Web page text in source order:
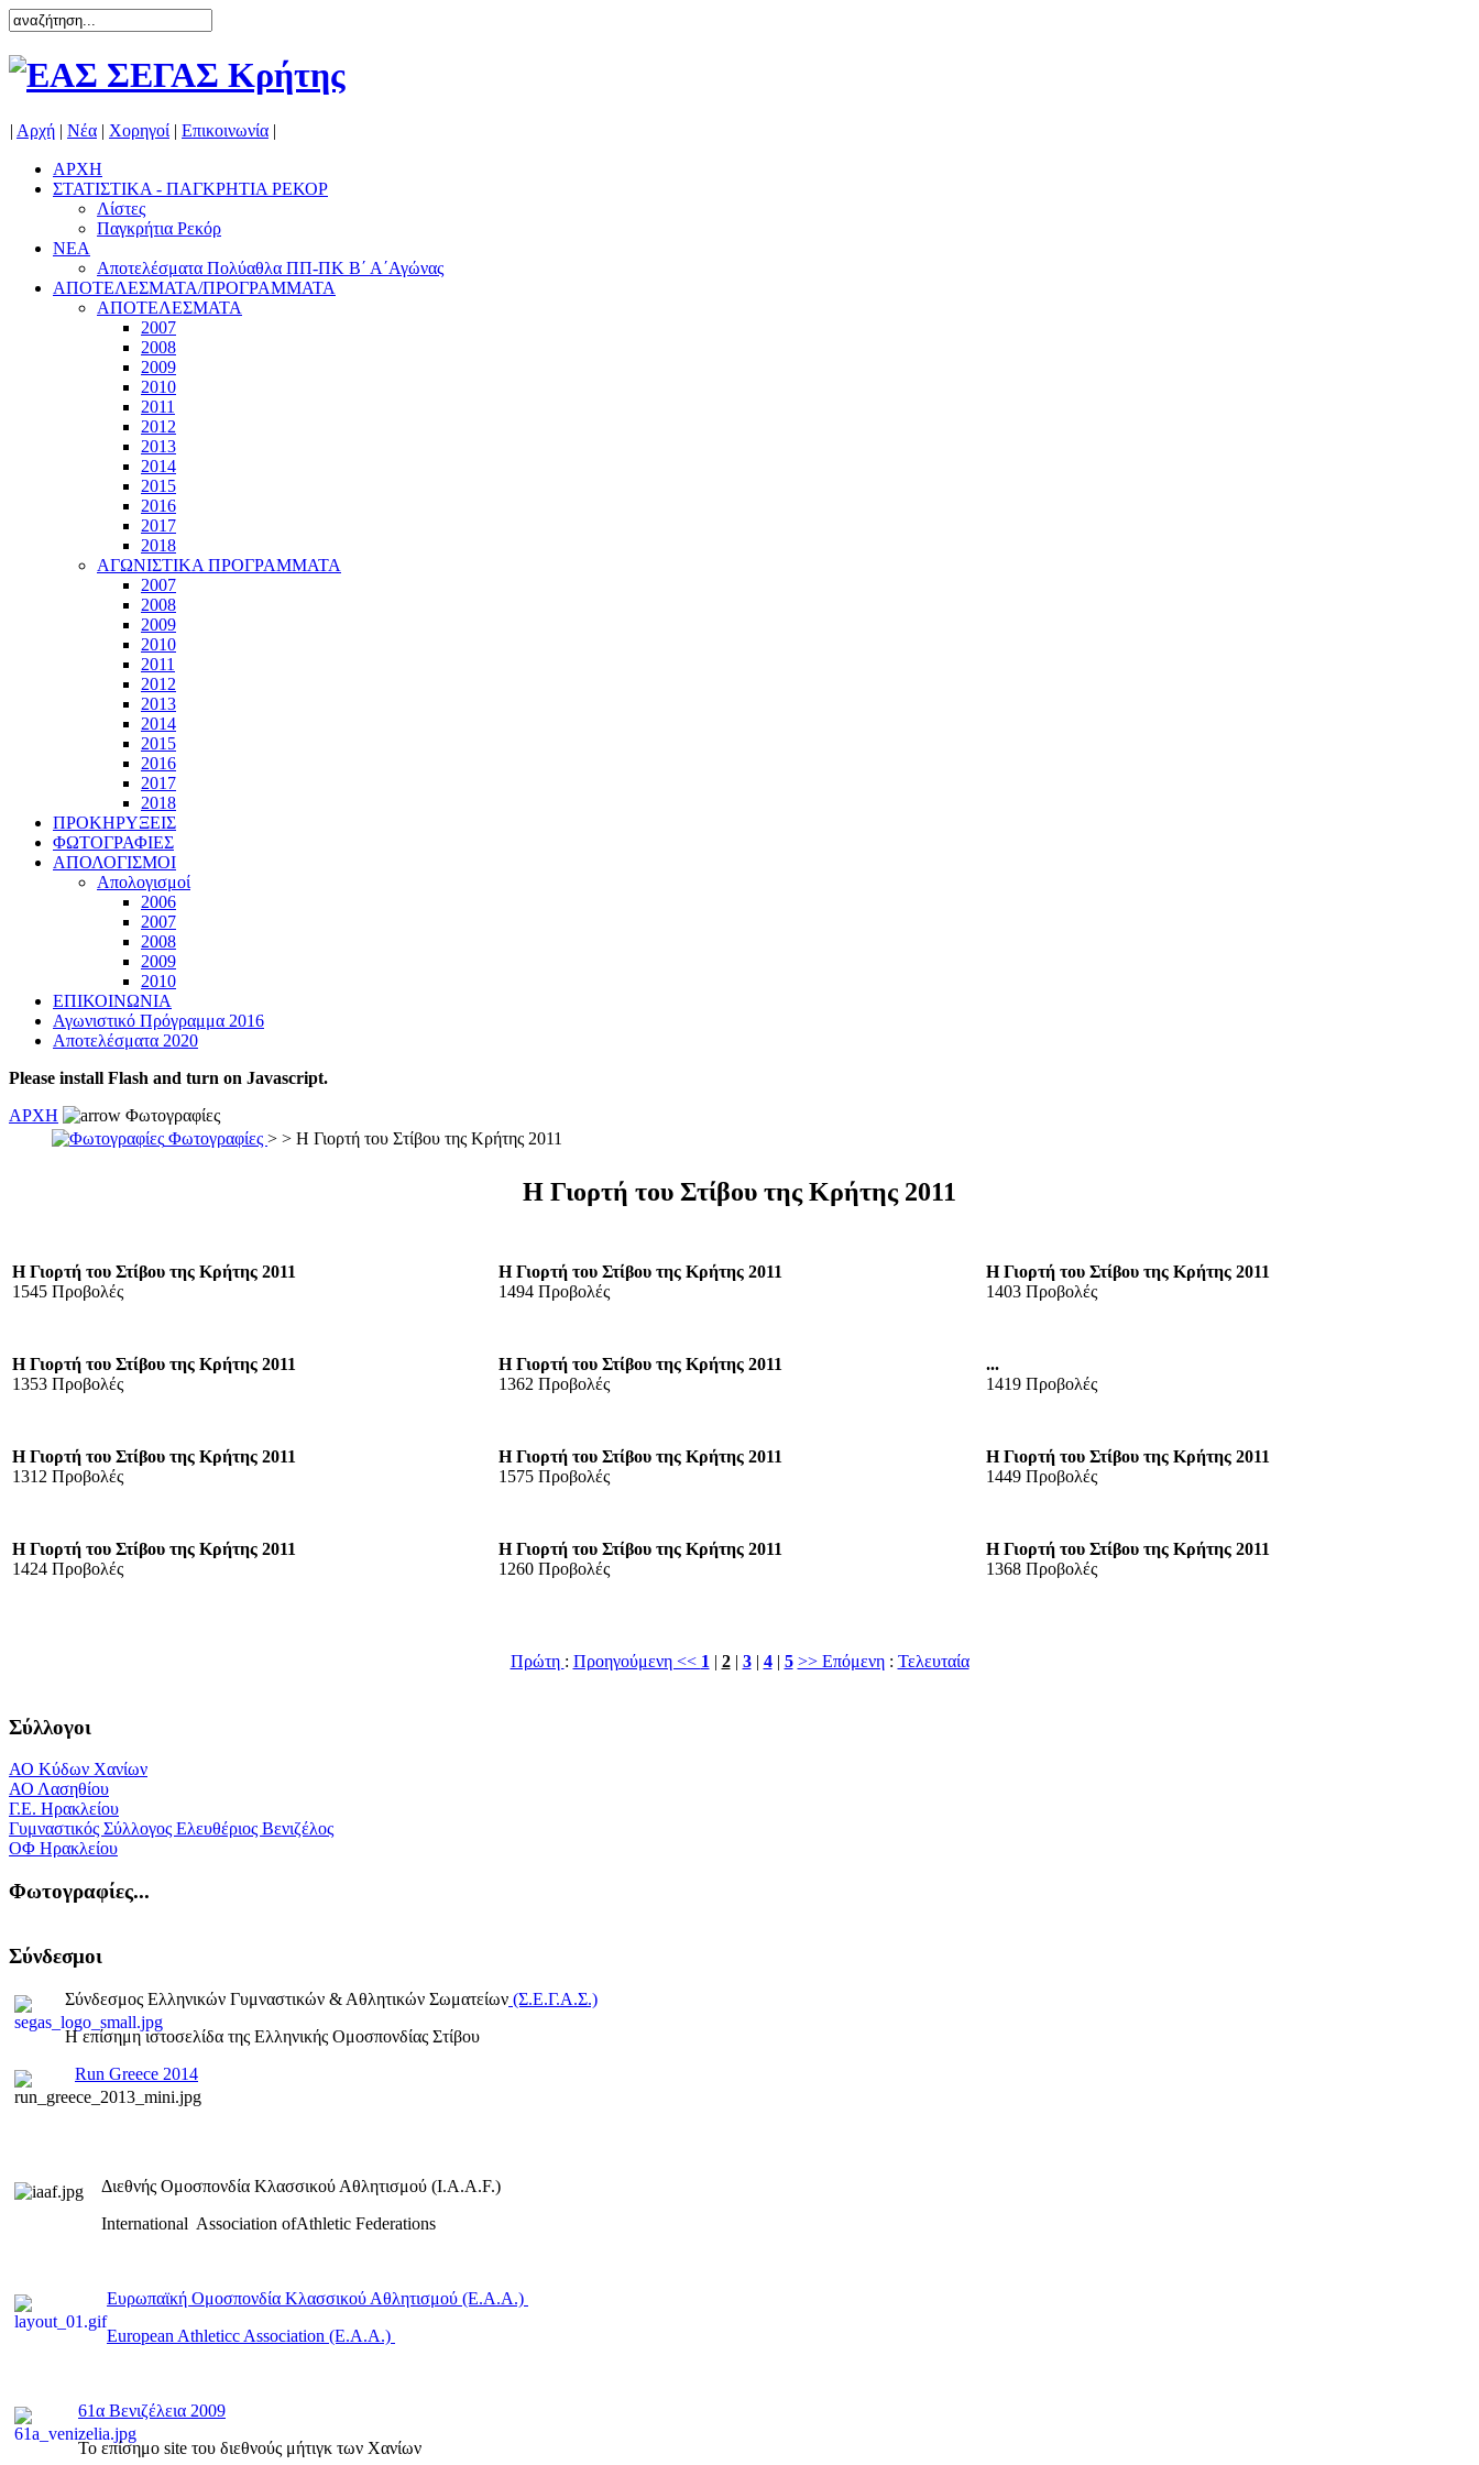
| Αρχή | Νέα | Χορηγοί | Επικοινωνία |
ΑΡΧΗ
ΣΤΑΤΙΣΤΙΚΑ - ΠΑΓΚΡΗΤΙΑ ΡΕΚΟΡ
Λίστες
Παγκρήτια Ρεκόρ
ΝΕΑ
Αποτελέσματα Πολύαθλα ΠΠ-ΠΚ Β΄ Α΄Αγώνας
ΑΠΟΤΕΛΕΣΜΑΤΑ/ΠΡΟΓΡΑΜΜΑΤΑ
ΑΠΟΤΕΛΕΣΜΑΤΑ
2007
2008
2009
2010
2011
2012
2013
2014
2015
2016
2017
2018
ΑΓΩΝΙΣΤΙΚΑ ΠΡΟΓΡΑΜΜΑΤΑ
2007
2008
2009
2010
2011
2012
2013
2014
2015
2016
2017
2018
ΠΡΟΚΗΡΥΞΕΙΣ
ΦΩΤΟΓΡΑΦΙΕΣ
ΑΠΟΛΟΓΙΣΜΟΙ
Απολογισμοί
2006
2007
2008
2009
2010
ΕΠΙΚΟΙΝΩΝΙΑ
Αγωνιστικό Πρόγραμμα 2016
Αποτελέσματα 2020
Please install Flash and turn on Javascript.
ΑΡΧΗ
Φωτογραφίες
Φωτογραφίες > > Η Γιορτή του Στίβου της Κρήτης 2011
Η Γιορτή του Στίβου της Κρήτης 2011
Η Γιορτή του Στίβου της Κρήτης 2011
1545 Προβολές
Η Γιορτή του Στίβου της Κρήτης 2011
1494 Προβολές
Η Γιορτή του Στίβου της Κρήτης 2011
1403 Προβολές
Η Γιορτή του Στίβου της Κρήτης 2011
1353 Προβολές
Η Γιορτή του Στίβου της Κρήτης 2011
1362 Προβολές
...
1419 Προβολές
Η Γιορτή του Στίβου της Κρήτης 2011
1312 Προβολές
Η Γιορτή του Στίβου της Κρήτης 2011
1575 Προβολές
Η Γιορτή του Στίβου της Κρήτης 2011
1449 Προβολές
Η Γιορτή του Στίβου της Κρήτης 2011
1424 Προβολές
Η Γιορτή του Στίβου της Κρήτης 2011
1260 Προβολές
Η Γιορτή του Στίβου της Κρήτης 2011
1368 Προβολές
Πρώτη : Προηγούμενη << 1 | 2| 3| 4| 5 >> Επόμενη: Τελευταία
Σύλλογοι
ΑΟ Κύδων Χανίων
ΑΟ Λασηθίου
Γ.Ε. Ηρακλείου
Γυμναστικός Σύλλογος Ελευθέριος Βενιζέλος
ΟΦ Ηρακλείου
Φωτογραφίες...
Σύνδεσμοι
Σύνδεσμος Ελληνικών Γυμναστικών & Αθλητικών Σωματείων (Σ.Ε.Γ.Α.Σ.)
Η επίσημη ιστοσελίδα της Ελληνικής Ομοσπονδίας Στίβου
Run Greece 2014
Διεθνής Ομοσπονδία Κλασσικού Αθλητισμού (I.A.A.F.)
International Association ofAthletic Federations
Ευρωπαϊκή Ομοσπονδία Κλασσικού Αθλητισμού (E.A.A.)
European Athleticc Association (E.A.A.)
61α Βενιζέλεια 2009
To επίσημο site του διεθνούς μήτιγκ των Χανίων